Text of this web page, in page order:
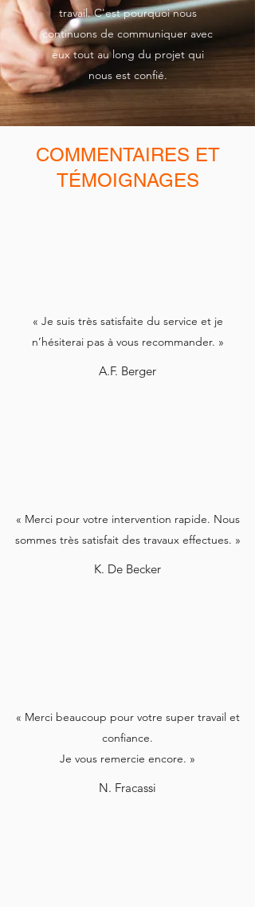
travail. C'est pourquoi nous
continuons de communiquer avec
eux tout au long du projet qui
nous est confié.
COMMENTAIRES ET
TÉMOIGNAGES
« Je suis très satisfaite du service et je
n’hésiterai pas à vous recommander. »
A.F. Berger
« Merci pour votre intervention rapide. Nous
sommes très satisfait des travaux effectues. »
K. De Becker
« Merci beaucoup pour votre super travail et
confiance.
Je vous remercie encore. »
N. Fracassi